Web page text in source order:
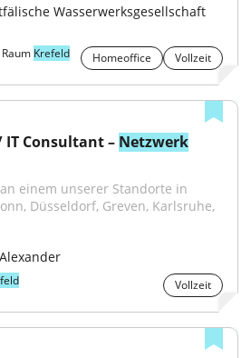
Wasserwerksgesellschaft
Krefeld Homeoffice Vollzeit
IT Consultant – Netzwerk
einem unserer Standorte in
Düsseldorf, Greven, Karlsruhe,
Vollzeit